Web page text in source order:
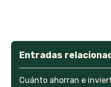
Entradas
Cuánto ahorran e